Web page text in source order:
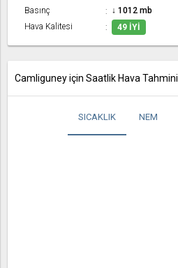
Basınç
↓ 1012 mb
Hava Kalitesi
49 İYI
Camliguney için Saatlik Hava Tahmini
SICAKLIK NEM